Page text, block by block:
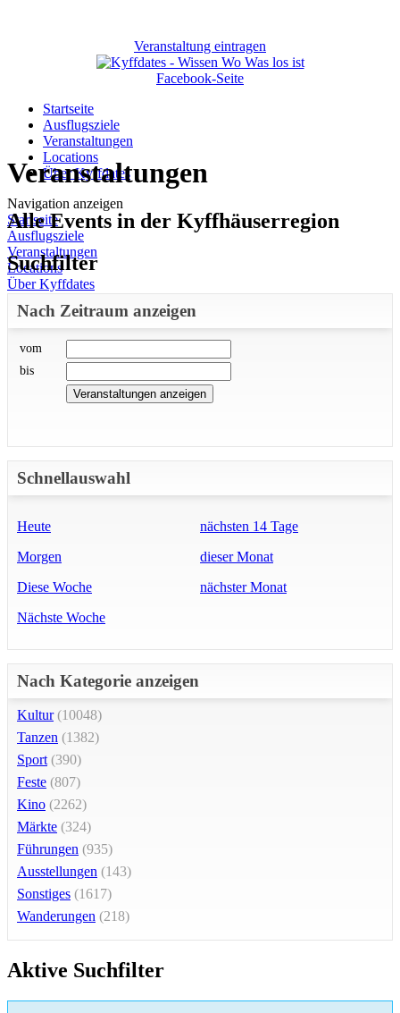
Veranstaltung eintragen
Facebook-Seite
Startseite
Ausflugsziele
Veranstaltungen
Locations
Über Kyffdates
Navigation anzeigen
Startseite
Ausflugsziele
Veranstaltungen
Locations
Über Kyffdates
Veranstaltungen
Alle Events in der Kyffhäuserregion
Suchfilter
Nach Zeitraum anzeigen
vom
bis
Schnellauswahl
Heute
Morgen
Diese Woche
Nächste Woche
nächsten 14 Tage
dieser Monat
nächster Monat
Nach Kategorie anzeigen
Kultur(10048)
Tanzen (1382)
Sport (390)
Feste (807)
Kino (2262)
Märkte (324)
Führungen (935)
Ausstellungen (143)
Sonstiges (1617)
Wanderungen (218)
Aktive Suchfilter